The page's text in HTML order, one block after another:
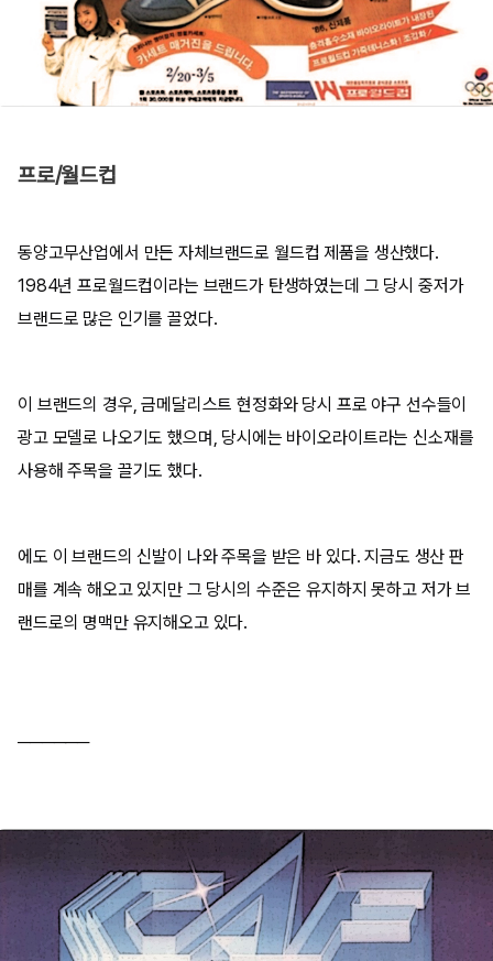
프로/월드컵
동양고무산업에서 만든 자체브랜드로 월드컵 제품을 생산했다.
1984년 프로월드컵이라는 브랜드가 탄생하였는데 그 당시 중저가
브랜드로 많은 인기를 끌었다.
이 브랜드의 경우, 금메달리스트 현정화와 당시 프로 야구 선수들이
광고 모델로 나오기도 했으며, 당시에는 바이오라이트라는 신소재를
사용해 주목을 끌기도 했다.
에도 이 브랜드의 신발이 나와 주목을 받은 바 있다. 지금도 생산 판
매를 계속 해오고 있지만 그 당시의 수준은 유지하지 못하고 저가 브
랜드로의 명맥만 유지해오고 있다.
──────